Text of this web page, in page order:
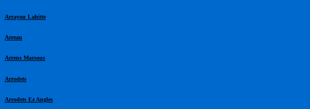
Arrayou Lahitte
Arreau
Arrens Marsous
Arrodets
Arrodets Ez Angles